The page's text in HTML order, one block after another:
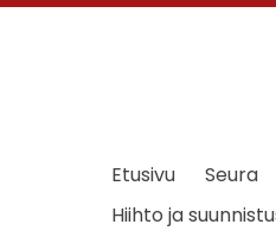
Etusivu Seura
Hiihto ja